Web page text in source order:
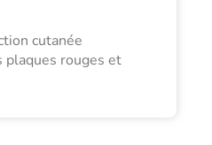
cutanée
plaques rouges et